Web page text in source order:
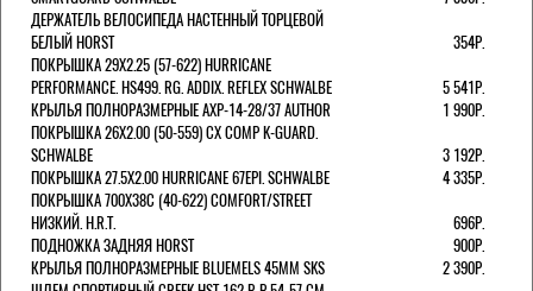
ДЕРЖАТЕЛЬ ВЕЛОCИПЕДА НАСТЕННЫЙ ТОРЦЕВОЙ
БЕЛЫЙ HORST
354Р.
ПОКРЫШКА 29X2.25 (57-622) HURRICANE
PERFORMANCE. HS499. RG. ADDIX. REFLEX SCHWALBE
5 541Р.
КРЫЛЬЯ ПОЛНОРАЗМЕРНЫЕ AXP-14-28/37 AUTHOR
1 990Р.
ПОКРЫШКА 26X2.00 (50-559) CX COMP K-GUARD.
SCHWALBE
3 192Р.
ПОКРЫШКА 27.5X2.00 HURRICANE 67EPI. SCHWALBE
4 335Р.
ПОКРЫШКА 700X38С (40-622) COMFORT/STREET
НИЗКИЙ. H.R.T.
696Р.
ПОДНОЖКА ЗАДНЯЯ HORST
900Р.
КРЫЛЬЯ ПОЛНОРАЗМЕРНЫЕ BLUEMELS 45MM SKS
2 390Р.